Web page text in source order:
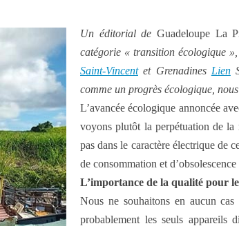
Un éditorial de Guadeloupe La
catégorie « transition écologique
Saint-Vincentet Grenadines Lien
comme un progrès écologique,
L’avancée écologique annoncée
voyons plutôt la perpétuation de
pas dans le caractère électrique de
de consommation et
L’importance de la qualité pour
Nous ne souhaitons en aucun
probablement les seuls appareils